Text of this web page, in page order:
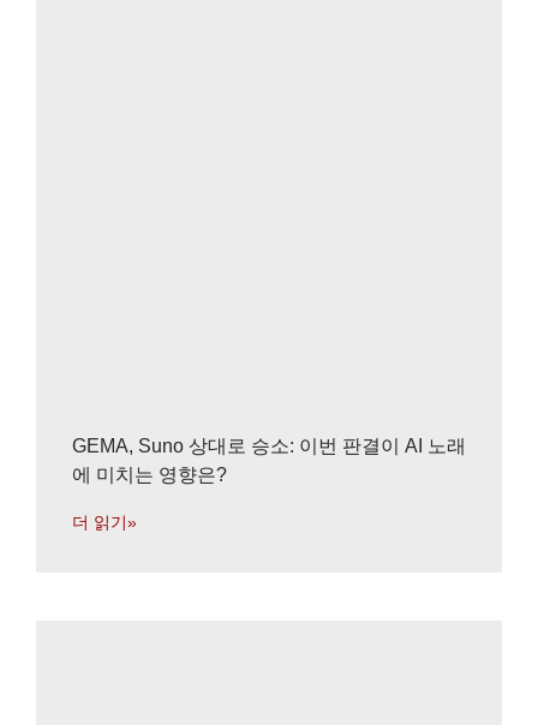
GEMA, Suno 상대로 승소: 이번 판결이 AI 노래
에 미치는 영향은?
더 읽기»